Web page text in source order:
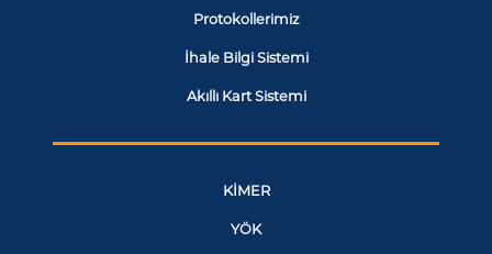
Protokollerimiz
İhale Bilgi Sistemi
Akıllı Kart Sistemi
KİMER
YÖK